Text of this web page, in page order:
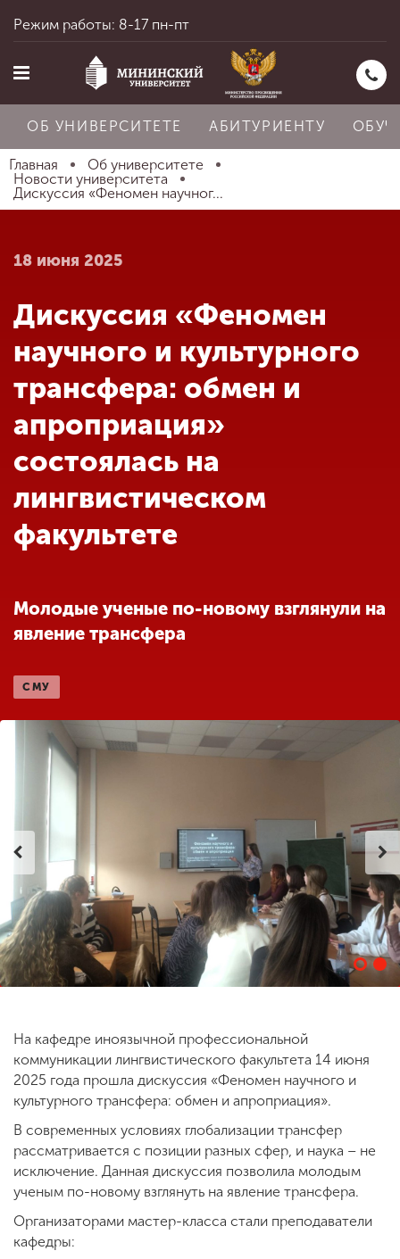
Главная
Абитуриенту
Обучение
Наука
Международная
деятельность
Другие виды
деятельности
Студенческая жизнь
Сведения об
образовательной
организации
CHI
Приемная
комиссия
+7 (831) 262-26-20
Режим работы: 8-17 пн-пт
ОБ УНИВЕРСИТЕТЕ АБИТУРИЕНТУ
Главная
Об университете
Новости университета
Дискуссия «Феномен научног...
18 июня 2025
Дискуссия «Феномен
научного и культурного
трансфера: обмен и
апроприация»
состоялась на
лингвистическом
факультете
Молодые ученые по-новому взглянули на
явление трансфера
СМУ
На кафедре иноязычной профессиональной
коммуникации лингвистического факультета 14 июня
2025 года прошла дискуссия «Феномен научного и
культурного трансфера: обмен и апроприация».
В современных условиях глобализации трансфер
рассматривается с позиции разных сфер, и наука – не
исключение. Данная дискуссия позволила молодым
ученым по-новому взглянуть на явление трансфера.
Организаторами мастер-класса стали преподаватели
кафедры: